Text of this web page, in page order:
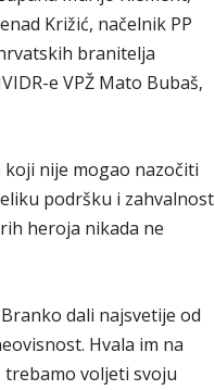
Križić, načelnik PP
branitelja
e VPŽ Mato Bubaš,
nije mogao nazočiti
podršku i zahvalnost
heroja nikada ne
dali najsvetije od
Hvala im na
voljeti svoju